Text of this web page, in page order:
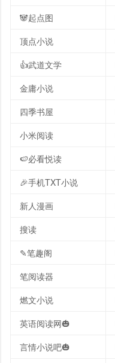
🐼起点图
顶点小说
👍武道文学
金庸小说
四季书屋
小米阅读
🍉必看悦读
🎉手机TXT小说
新人漫画
搜读
✎笔趣阁
笔阅读器
燃文小说
英语阅读网🎃
言情小说吧🎃